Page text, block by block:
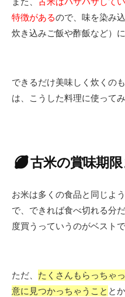
特徴があるので、味を染み
炊き込みご飯や酢飯など）
できるだけ美味しく炊くの
は、こうした料理に使って
古米の賞味期
お米は多くの食品と同じよ
で、できれば食べ切れる分
度買うっていうのがベストで
ただ、 たくさんもらっちゃ
意に見つかっちゃうこと と